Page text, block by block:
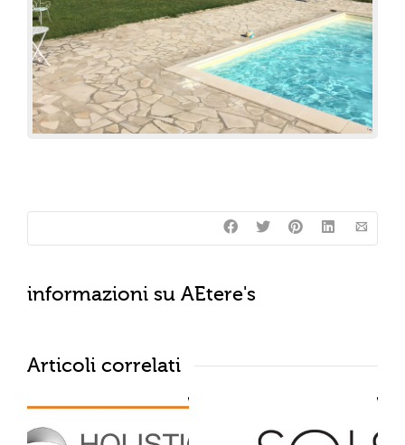
informazioni su AEtere's
Articoli correlati